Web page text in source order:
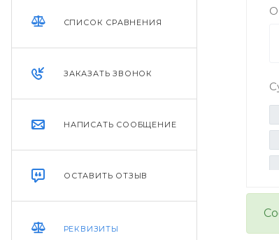
СПИСОК СРАВНЕНИЯ
ЗАКАЗАТЬ ЗВОНОК
НАПИСАТЬ СООБЩЕНИЕ
ОСТАВИТЬ ОТЗЫВ
РЕКВИЗИТЫ